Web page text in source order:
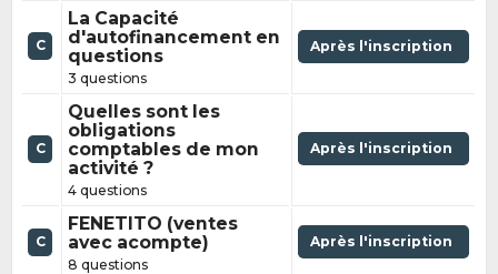
C
La Capacité
d'autofinancement en
questions
3 questions
Après l'inscription
C
Quelles sont les
obligations
comptables de mon
activité ?
4 questions
Après l'inscription
C
FENETITO (ventes
avec acompte)
8 questions
Après l'inscription